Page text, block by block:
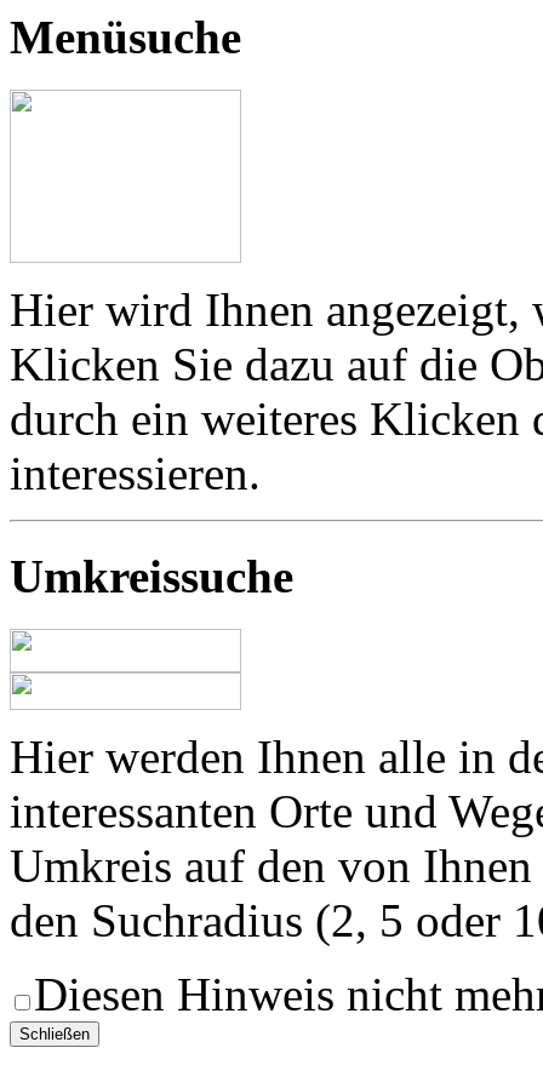
Menüsuche
Hier wird Ihnen angezeigt,
Klicken Sie dazu auf die
durch ein weiteres Klicken
interessieren.
Umkreissuche
Hier werden Ihnen alle in
interessanten Orte und
Umkreis auf den von
den Suchradius (2, 5 oder
Diesen Hinweis nicht
Schließen